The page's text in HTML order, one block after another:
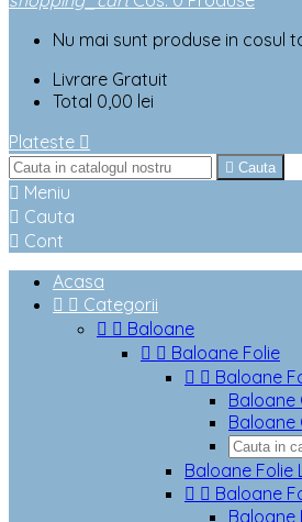
Nu mai sunt produse in cosul
Livrare Gratuit
Total 0,00 lei
Plateste 
 Cauta
 Meniu
 Cauta
 Cont
Acasa
  Categorii
  Baloane
  Baloane Folie
  Baloane
Baloane
Baloane
Baloane Folie
  Baloane
Baloane